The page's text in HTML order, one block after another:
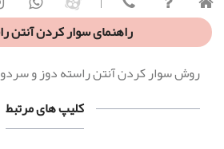
راهنمای سوار كردن آنتن
روش سوار كردن آنتن راسته دوز و سردوز
کلیپ های مرتبط